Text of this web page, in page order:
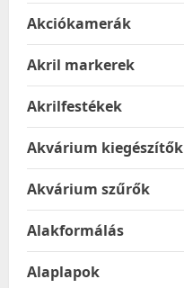
Akciókamerák
Akril markerek
Akrilfestékek
Akvárium kiegészítők
Akvárium szűrők
Alakformálás
Alaplapok